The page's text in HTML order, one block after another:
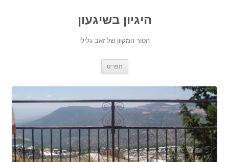
היגיון בשיגעון
הטור המקוון של זאב גלילי
תפריט